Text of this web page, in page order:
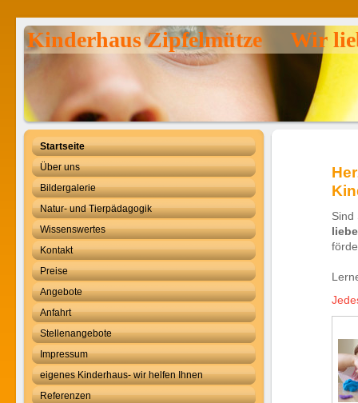
Kinderhaus Zipfelmütze Wir
Startseite
Über uns
Bildergalerie
Natur- und Tierpädagogik
Wissenswertes
Kontakt
Preise
Angebote
Anfahrt
Stellenangebote
Impressum
eigenes Kinderhaus- wir helfen Ihnen
Referenzen
Sind